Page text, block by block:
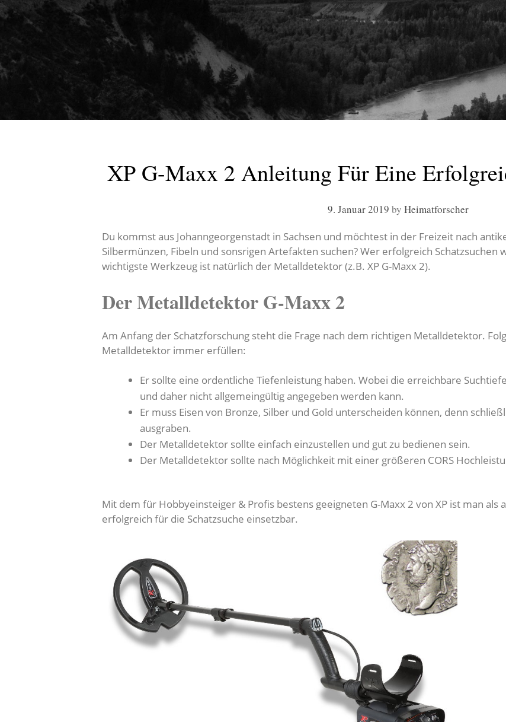
XP G-Maxx 2 Anleitung Für Eine
9. Januar 2019 by Heimatforscher
Du kommst aus Johanngeorgenstadt in Sachsen und möchtest in der Freizeit nach
Silbermünzen, Fibeln und sonsrigen Artefakten suchen? Wer erfolgreich Schatzsuchen
wichtigste Werkzeug ist natürlich der Metalldetektor (z.B. XP G-Maxx 2).
Der Metalldetektor G-Maxx 2
Am Anfang der Schatzforschung steht die Frage nach dem richtigen Metalldetektor.
Metalldetektor immer erfüllen:
Er sollte eine ordentliche Tiefenleistung haben. Wobei die erreichbare
und daher nicht allgemeingültig angegeben werden kann.
Er muss Eisen von Bronze, Silber und Gold unterscheiden können, denn
ausgraben.
Der Metalldetektor sollte einfach einzustellen und gut zu bedienen sein.
Der Metalldetektor sollte nach Möglichkeit mit einer größeren CORS
Mit dem für Hobbyeinsteiger & Profis bestens geeigneten G-Maxx 2 von XP ist man
erfolgreich für die Schatzsuche einsetzbar.